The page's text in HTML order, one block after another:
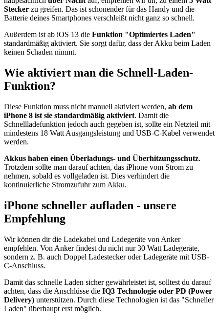
Stecker zu greifen. Das ist schonender für das Handy und die
Batterie deines Smartphones verschleißt nicht ganz so schnell.
Außerdem ist ab iOS 13 die Funktion "Optimiertes Laden"
standardmäßig aktiviert. Sie sorgt dafür, dass der Akku beim Laden
keinen Schaden nimmt.
Wie aktiviert man die Schnell-Laden-
Funktion?
Diese Funktion muss nicht manuell aktiviert werden, ab dem
iPhone 8 ist sie standardmäßig aktiviert. Damit die
Schnellladefunktion jedoch auch gegeben ist, sollte ein Netzteil mit
mindestens 18 Watt Ausgangsleistung und USB-C-Kabel verwendet
werden.
Akkus haben einen Überladungs- und Überhitzungsschutz.
Trotzdem sollte man darauf achten, das iPhone vom Strom zu
nehmen, sobald es vollgeladen ist. Dies verhindert die
kontinuierliche Stromzufuhr zum Akku.
iPhone schneller aufladen - unsere
Empfehlung
Wir können dir die Ladekabel und Ladegeräte von Anker
empfehlen. Von Anker findest du nicht nur 30 Watt Ladegeräte,
sondern z. B. auch Doppel Ladestecker oder Ladegeräte mit USB-
C-Anschluss.
Damit das schnelle Laden sicher gewährleistet ist, solltest du darauf
achten, dass die Anschlüsse die IQ3 Technologie oder PD (Power
Delivery) unterstützen. Durch diese Technologien ist das "Schneller
Laden" überhaupt erst möglich.